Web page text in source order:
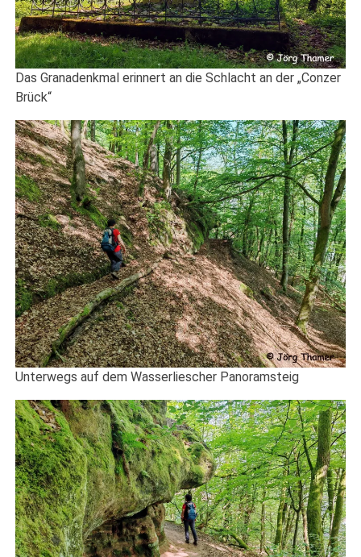
Das Granadenkmal erinnert an die Schlacht an der „Conzer
Brück“
Unterwegs auf dem Wasserliescher Panoramsteig